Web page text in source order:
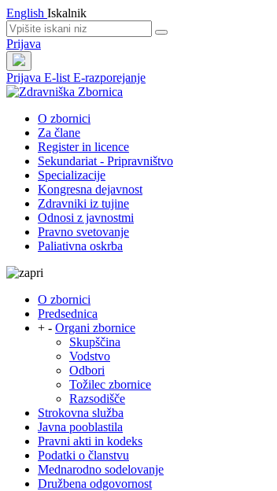
English Iskalnik
Prijava
Prijava E-list E-razporejanje
O zbornici
Za člane
Register in licence
Sekundariat - Pripravništvo
Specializacije
Kongresna dejavnost
Zdravniki iz tujine
Odnosi z javnostmi
Pravno svetovanje
Paliativna oskrba
O zbornici
Predsednica
+ - Organi zbornice
Skupščina
Vodstvo
Odbori
Tožilec zbornice
Razsodišče
Strokovna služba
Javna pooblastila
Pravni akti in kodeks
Podatki o članstvu
Mednarodno sodelovanje
Družbena odgovornost